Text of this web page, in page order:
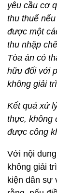
yêu cầu cơ
thu thuế
được một
thu nhập
Tòa án có
hữu đối với
không giải
Kết quả xử
thực, không
được công
Với nội
không giải
kiện dân sự